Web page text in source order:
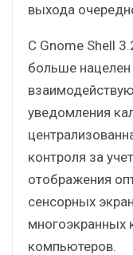
выхода
С Gnome Shell
больше нацелен
уведомления
контроля за
отображения
сенсорных
многоэкранных
компьютеров.